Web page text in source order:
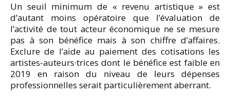
Un seuil minimum de « revenu artistique » est
d’autant moins opératoire que l’évaluation de
l’activité de tout acteur économique ne se mesure
pas à son bénéfice mais à son chiffre d’affaires.
Exclure de l’aide au paiement des cotisations les
artistes-auteurs·trices dont le bénéfice est faible en
2019 en raison du niveau de leurs dépenses
professionnelles serait particulièrement aberrant.